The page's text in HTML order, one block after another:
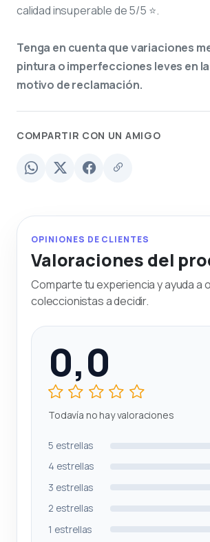
calidad insuperable de 5/5 ⭐.
Tenga en cuenta que variaciones
pintura o imperfecciones leves en
motivo de reclamación.
COMPARTIR CON UN AMIGO
OPINIONES DE CLIENTES
Valoraciones del
Comparte tu experiencia y ayuda a
coleccionistas a decidir.
0,0
Todavía no hay valoraciones
5 estrellas
4 estrellas
3 estrellas
2 estrellas
1 estrellas